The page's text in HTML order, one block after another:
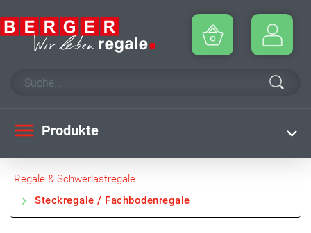
Produkte
Regale & Schwerlastregale
Steckregale / Fachbodenregale